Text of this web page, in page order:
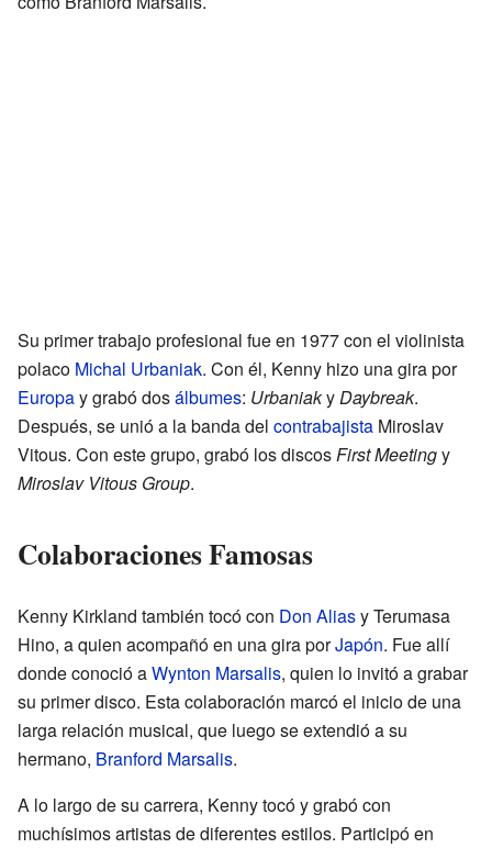
Su primer trabajo profesional fue en 1977 con el violinista
polaco Michal Urbaniak. Con él, Kenny hizo una gira por
Europay grabó dosálbumes: UrbaniakyDaybreak.
Después, se unió a la banda del contrabajista Miroslav
Vitous. Con este grupo, grabó los discosFirst Meetingy
Miroslav Vitous Group.
Colaboraciones Famosas
Kenny Kirkland también tocó con Don Aliasy Terumasa
Hino, a quien acompañó en una gira porJapón. Fue allí
donde conoció aWynton Marsalis, quien lo invitó a grabar
su primer disco. Esta colaboración marcó el inicio de una
larga relación musical, que luego se extendió a su
hermano, Branford Marsalis.
A lo largo de su carrera, Kenny tocó y grabó con
muchísimos artistas de diferentes estilos. Participó en